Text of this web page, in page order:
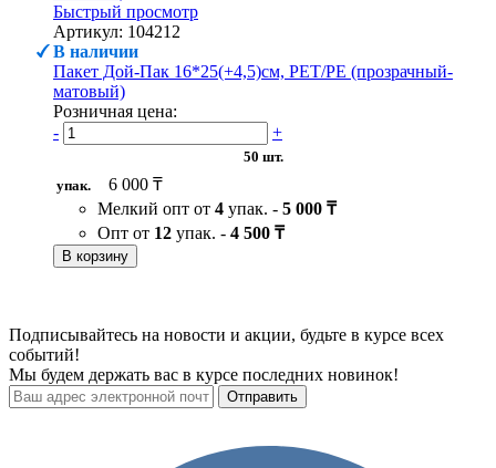
Быстрый просмотр
Артикул: 104212
В наличии
Пакет Дой-Пак 16*25(+4,5)см, PET/PE (прозрачный-
матовый)
Розничная цена:
-
+
50 шт.
упак.
6 000 ₸
Мелкий опт от 4 упак. - 5 000 ₸
Опт от 12 упак. - 4 500 ₸
В корзину
Подписывайтесь на новости и акции, будьте в курсе всех
событий!
Мы будем держать вас в курсе последних новинок!